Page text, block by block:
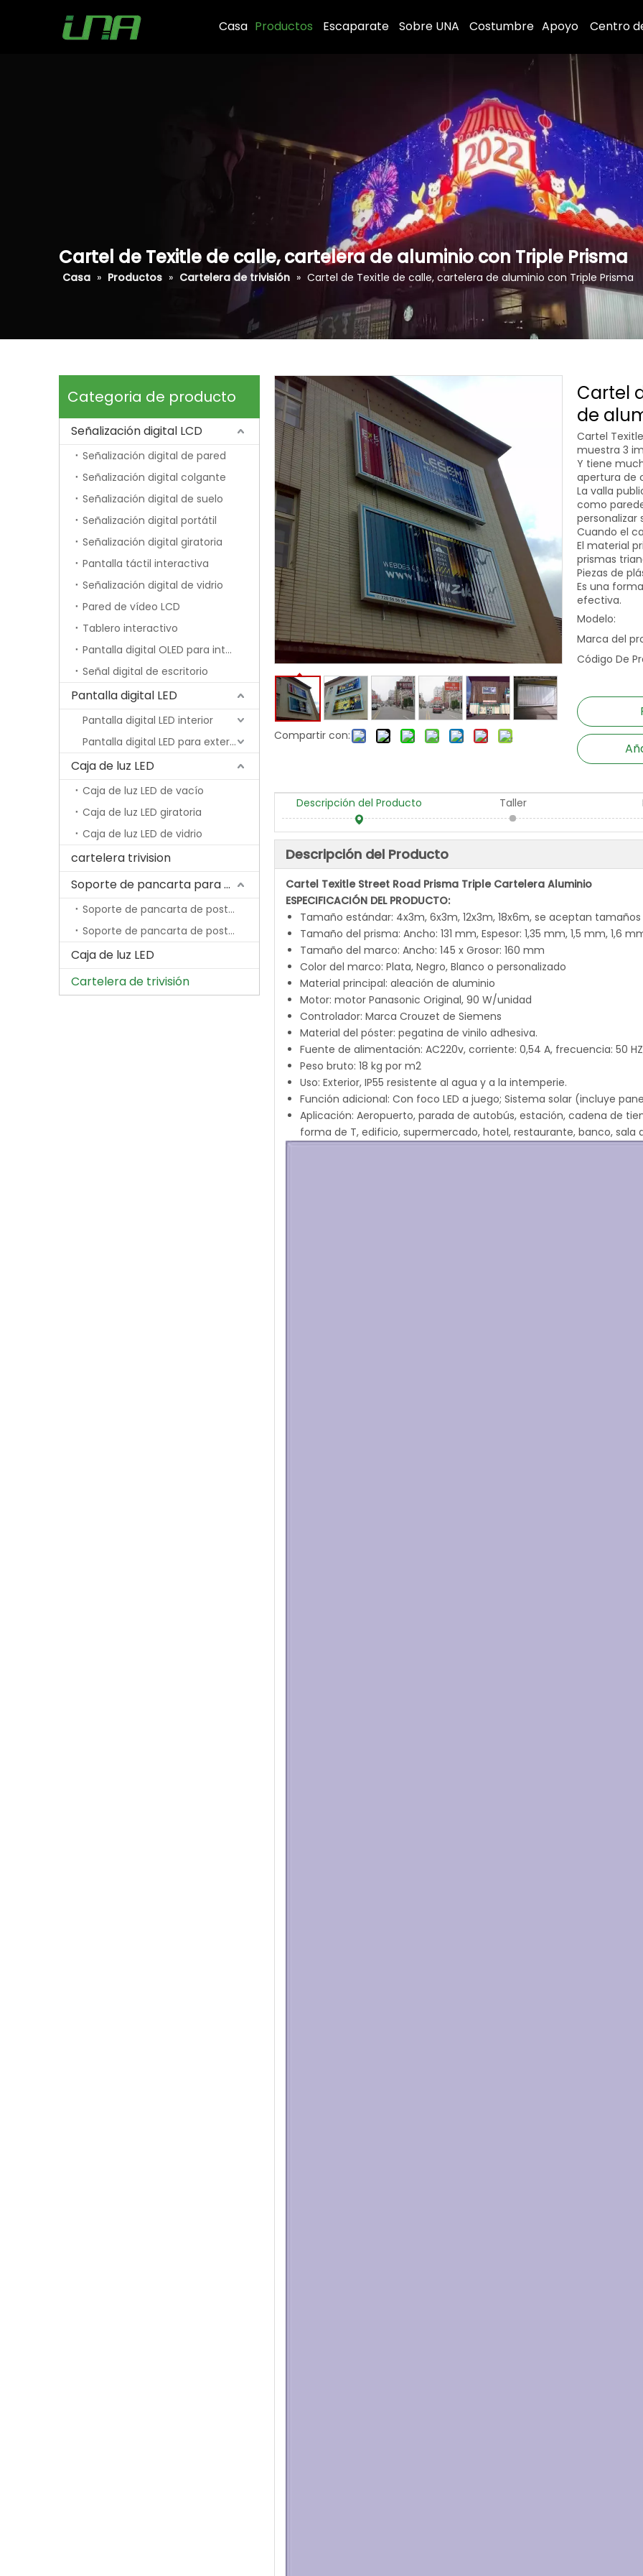
Casa Productos Escaparate Sobre UNA Costumbre Apoyo Centro
Cartel de Texitle de calle, cartelera de aluminio con Triple Prisma
Casa » Productos » Cartelera de trivisión » Cartel de Texitle de calle, cartelera de aluminio con Triple Prisma
Categoria de producto
Señalización digital LCD
Señalización digital de pared
Señalización digital colgante
Señalización digital de suelo
Señalización digital portátil
Señalización digital giratoria
Pantalla táctil interactiva
Señalización digital de vidrio
Pared de vídeo LCD
Tablero interactivo
Pantalla digital OLED para interiores
Señal digital de escritorio
Pantalla digital LED
Pantalla digital LED interior
Pantalla digital LED para exteriores
Caja de luz LED
Caja de luz LED de vacío
Caja de luz LED giratoria
Caja de luz LED de vidrio
cartelera trivision
Soporte de pancarta para poste de lámpara
Soporte de pancarta de poste de lámpara económica
Soporte de pancarta de poste de lámpara con resorte
Caja de luz LED
Cartelera de trivisión
Compartir con:
Cartel
de
Cartel
muestra 3
Y tiene
apertura de
La valla
como
personalizar
Cuando el
El material
prismas
Piezas de
Es una
efectiva.
Modelo:
Marca del
Código De
Descripción del Producto Taller
Descripción del Producto
Cartel Texitle Street Road Prisma Triple Cartelera Aluminio
ESPECIFICACIÓN DEL PRODUCTO:
Tamaño estándar: 4x3m, 6x3m, 12x3m, 18x6m, se aceptan
Tamaño del prisma: Ancho: 131 mm, Espesor: 1,35 mm, 1,5 mm, 1,6
Tamaño del marco: Ancho: 145 x Grosor: 160 mm
Color del marco: Plata, Negro, Blanco o personalizado
Material principal: aleación de aluminio
Motor: motor Panasonic Original, 90 W/unidad
Controlador: Marca Crouzet de Siemens
Material del póster: pegatina de vinilo adhesiva.
Fuente de alimentación: AC220v, corriente: 0,54 A, frecuencia: 50
Peso bruto: 18 kg por m2
Uso: Exterior, IP55 resistente al agua y a la intemperie.
Función adicional: Con foco LED a juego; Sistema solar (incluye
Aplicación: Aeropuerto, parada de autobús, estación, cadena de
forma de T, edificio, supermercado, hotel, restaurante, banco, sala